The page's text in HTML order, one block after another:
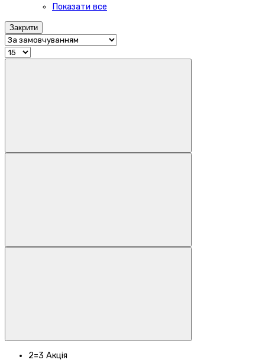
Показати все
Закрити
2=3 Акція